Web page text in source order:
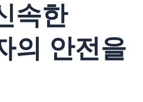
속한
의 안전을